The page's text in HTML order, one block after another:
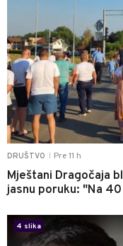
DRUŠTVO Pre 11 h
Mještani Dragočaja
jasnu poruku: "Na
4 slika